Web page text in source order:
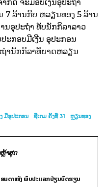
ກັດ ຈະມອບເງີນອຸປະຖຳ
7 ລ້ານກີບ ຫລຽນທອງ 5 ລ້ານ
ນອຸປະຖຳ ທັບນັກກິລາລາວ
ະກອບມີເງີນ ອຸປະກອນ
ຳນັກກິລາທີ່ຍາດຫລຽນ
ມີອຸປະກອນ ຊີເກມ ຄັ້ງທີ 31 ຫຼຽນທອງ
າສຸດ
ອນດາໜັງ ພົບປະແລກປ່ຽນບົດຮຽນ